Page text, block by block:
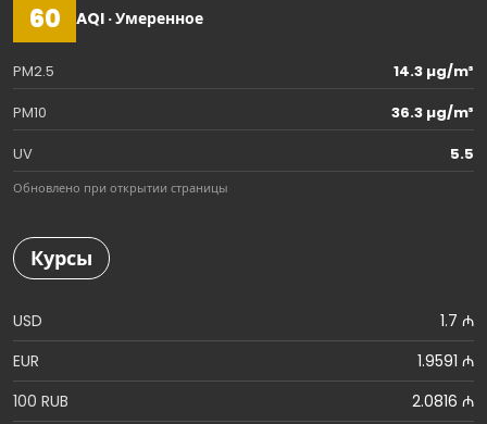
60 AQI · Умеренное
PM2.5
14.3 µg/m³
PM10
36.3 µg/m³
UV
5.5
Обновлено при открытии страницы
Курсы
USD
1.7 ₼
EUR
1.9591 ₼
100 RUB
2.0816 ₼